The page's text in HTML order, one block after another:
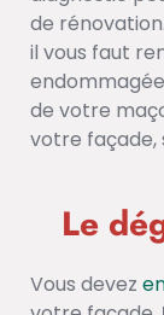
de
il vous faut
de votre
votre façade,
Le
Vous devez